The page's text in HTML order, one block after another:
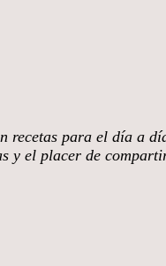
recetas para el día a
y el placer de